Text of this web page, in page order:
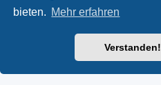
bieten. Mehr erfahren
Verstanden!